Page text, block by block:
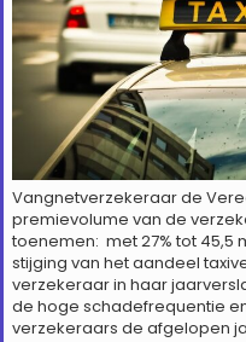
Vangnetverzekeraar de
premievolume van de
toenemen: met 27% tot 45,5
stijging van het aandeel
verzekeraar in haar
de hoge schadefrequentie
verzekeraars de afgelopen